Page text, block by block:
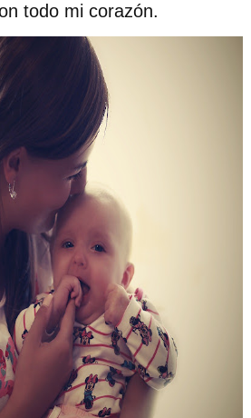
todo mi corazón.